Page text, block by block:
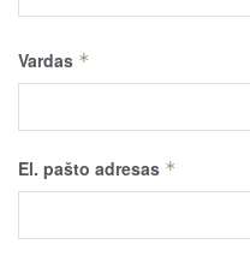
Vardas *
El. pašto adresas *